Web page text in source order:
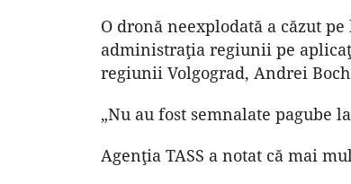
O dronă neexplodată a căzut
administraţia regiunii pe
regiunii Volgograd, Andrei
„Nu au fost semnalate pagube
Agenţia TASS a notat că mai